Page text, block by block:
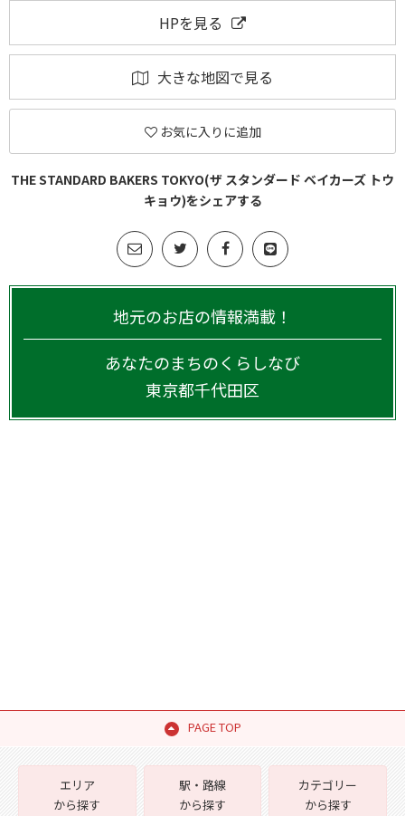
HPを見る
大きな地図で見る
お気に入りに追加
THE STANDARD BAKERS TOKYO(ザ スタンダード ベイカーズ トウ
キョウ)をシェアする
地元のお店の情報満載！
あなたのまちのくらしなび
東京都千代田区
PAGE TOP
エリア
から探す
駅・路線
から探す
カテゴリー
から探す